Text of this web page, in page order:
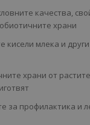
качества,
храни
кисели млека и
храни от
за профилактика и